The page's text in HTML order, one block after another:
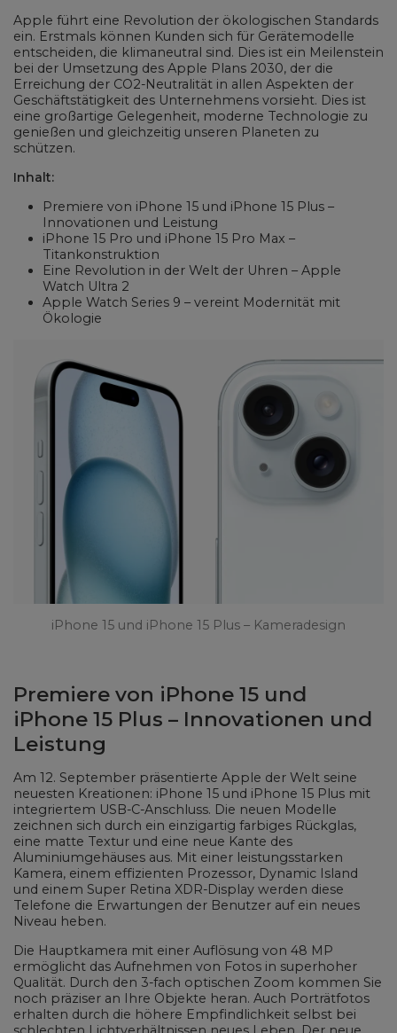
Apple führt eine Revolution der ökologischen Standards
ein. Erstmals können Kunden sich für Gerätemodelle
entscheiden, die klimaneutral sind. Dies ist ein Meilenstein
bei der Umsetzung des Apple Plans 2030, der die
Erreichung der CO2-Neutralität in allen Aspekten der
Geschäftstätigkeit des Unternehmens vorsieht. Dies ist
eine großartige Gelegenheit, moderne Technologie zu
genießen und gleichzeitig unseren Planeten zu
schützen.
Inhalt:
Premiere von iPhone 15 und iPhone 15 Plus –
Innovationen und Leistung
iPhone 15 Pro und iPhone 15 Pro Max –
Titankonstruktion
Eine Revolution in der Welt der Uhren – Apple
Watch Ultra 2
Apple Watch Series 9 – vereint Modernität mit
Ökologie
iPhone 15 und iPhone 15 Plus – Kameradesign
Premiere von iPhone 15 und
iPhone 15 Plus – Innovationen und
Leistung
Am 12. September präsentierte Apple der Welt seine
neuesten Kreationen: iPhone 15 und iPhone 15 Plus mit
integriertem USB-C-Anschluss. Die neuen Modelle
zeichnen sich durch ein einzigartig farbiges Rückglas,
eine matte Textur und eine neue Kante des
Aluminiumgehäuses aus. Mit einer leistungsstarken
Kamera, einem effizienten Prozessor, Dynamic Island
und einem Super Retina XDR-Display werden diese
Telefone die Erwartungen der Benutzer auf ein neues
Niveau heben.
Die Hauptkamera mit einer Auflösung von 48 MP
ermöglicht das Aufnehmen von Fotos in superhoher
Qualität. Durch den 3-fach optischen Zoom kommen Sie
noch präziser an Ihre Objekte heran. Auch Porträtfotos
erhalten durch die höhere Empfindlichkeit selbst bei